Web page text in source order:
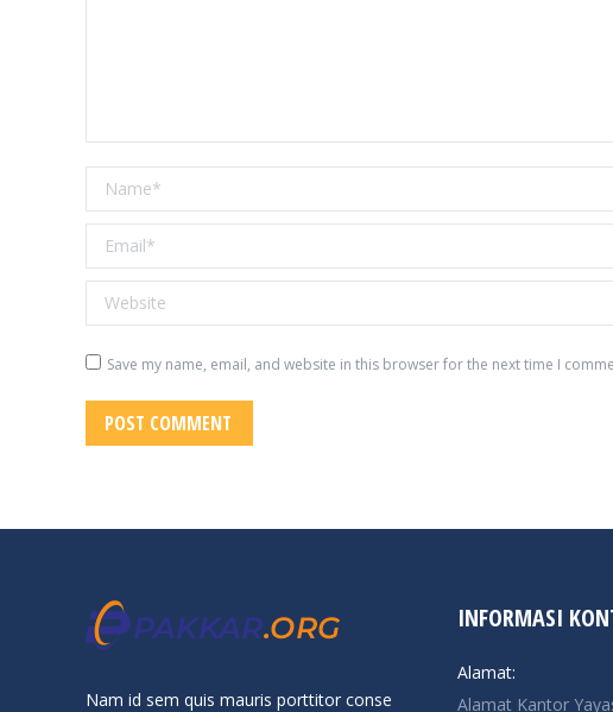
Name *
Email *
Website
Save my name, email, and website in this browser for the next time I
POST COMMENT
Nam id sem quis mauris porttitor conse
INFORMASI
Alamat:
Alamat Kantor